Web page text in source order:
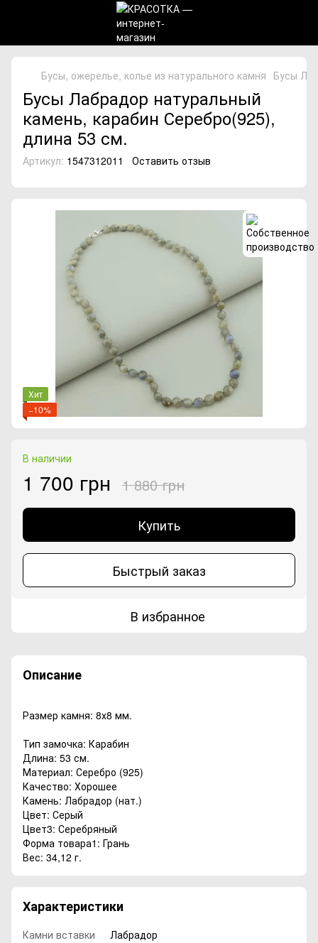
Бусы, ожерелье, колье из натурального камня Бусы
Бусы Лабрадор натуральный
камень, карабин Серебро(925),
длина 53 см.
Артикул: 1547312011 Оставить отзыв
Хит
−10%
В наличии
1 700 грн 1 880 грн
Купить
Быстрый заказ
В избранное
Описание
Размер камня: 8х8 мм.
Тип замочка: Карабин
Длина: 53 см.
Материал: Серебро (925)
Качество: Хорошее
Камень: Лабрадор (нат.)
Цвет: Серый
Цвет3: Серебряный
Форма товара1: Грань
Вес: 34,12 г.
Характеристики
Камни вставки
Лабрадор